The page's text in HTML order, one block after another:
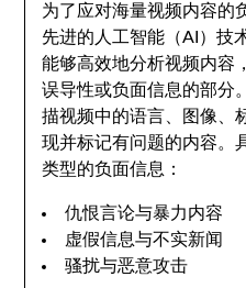
为了应对海量视频内容的
先进的人工智能（AI）技
能够高效地分析视频内容
误导性或负面信息的部分
描视频中的语言、图像、
现并标记有问题的内容。
类型的负面信息：
仇恨言论与暴力内容
虚假信息与不实新闻
骚扰与恶意攻击